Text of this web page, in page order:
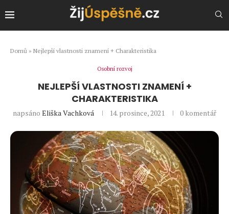
Domů » Nejlepší vlastnosti znamení + Charakteristika
Osobní rozvoj
NEJLEPŠÍ VLASTNOSTI ZNAMENÍ +
CHARAKTERISTIKA
napsáno Eliška Vachková 14. prosince, 2021 0 komentář